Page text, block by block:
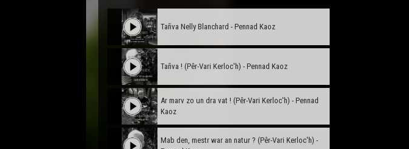
Tañva Nelly Blanchard - Pennad Kaoz
Tañva ! (Pêr-Vari Kerloc'h) - Pennad Kaoz
Ar marv zo un dra vat ! (Pêr-Vari Kerloc'h) - Pennad
Kaoz
Mab den, mestr war an natur ? (Pêr-Vari Kerloc'h) -